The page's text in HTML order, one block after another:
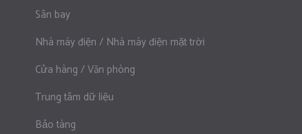
Sân bay
Nhà máy điện / Nhà máy điện mặt trời
Cửa hàng / Văn phòng
Trung tâm dữ liệu
Bảo tàng